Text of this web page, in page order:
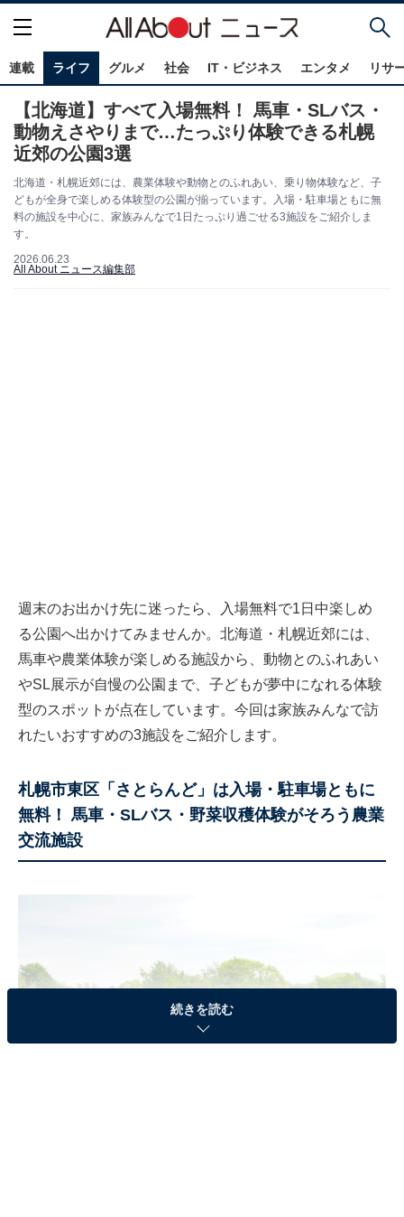
連載 ライフ グルメ 社会 IT・ビジネス エンタメ リサ
【北海道】すべて入場無料！ 馬車・SLバス・
動物えさやりまで…たっぷり体験できる札幌
近郊の公園3選
北海道・札幌近郊には、農業体験や動物とのふれあい、乗り物体験など、子
どもが全身で楽しめる体験型の公園が揃っています。入場・駐車場ともに無
料の施設を中心に、家族みんなで1日たっぷり過ごせる3施設をご紹介しま
す。
2026.06.23
All About ニュース編集部
週末のお出かけ先に迷ったら、入場無料で1日中楽しめ
る公園へ出かけてみませんか。北海道・札幌近郊には、
馬車や農業体験が楽しめる施設から、動物とのふれあい
やSL展示が自慢の公園まで、子どもが夢中になれる体験
型のスポットが点在しています。今回は家族みんなで訪
れたいおすすめの3施設をご紹介します。
札幌市東区「さとらんど」は入場・駐車場ともに
無料！ 馬車・SLバス・野菜収穫体験がそろう農業
交流施設
続きを読む